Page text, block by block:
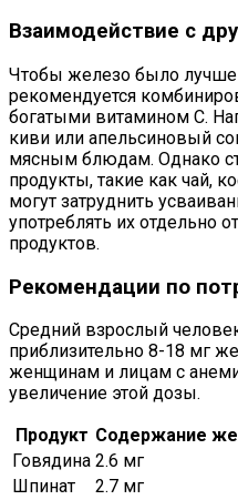
Взаимодействие с
Чтобы железо было
рекомендуется
богатыми витамином C.
киви или апельсиновый
мясным блюдам. Однако
продукты, такие как чай,
могут затруднить
употреблять их отдельно
продуктов.
Рекомендации по
Средний взрослый
приблизительно 8-18 мг
женщинам и лицам с
увеличение этой дозы.
Продукт Содержание
Говядина 2.6 мг
Шпинат
2.7 мг